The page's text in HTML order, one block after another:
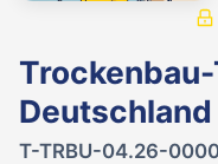
Deutschland
T-TRBU-04.26-